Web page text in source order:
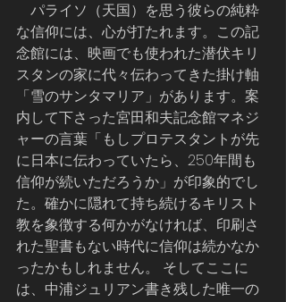
な信仰には、心が打たれます。この記
念館には、映画でも使われた潜伏キリ
スタンの家に代々伝わってきた掛け軸
「雪のサンタマリア」があります。案
内して下さった宮田和夫記念館マネジ
ャーの言葉「もしプロテスタントが先
に日本に伝わっていたら、250年間も
信仰が続いただろうか」が印象的でし
た。確かに隠れて持ち続けるキリスト
教を象徴する何かがなければ、印刷さ
れた聖書もない時代に信仰は続かなか
ったかもしれません。 そしてここに
は、中浦ジュリアン書き残した唯一の